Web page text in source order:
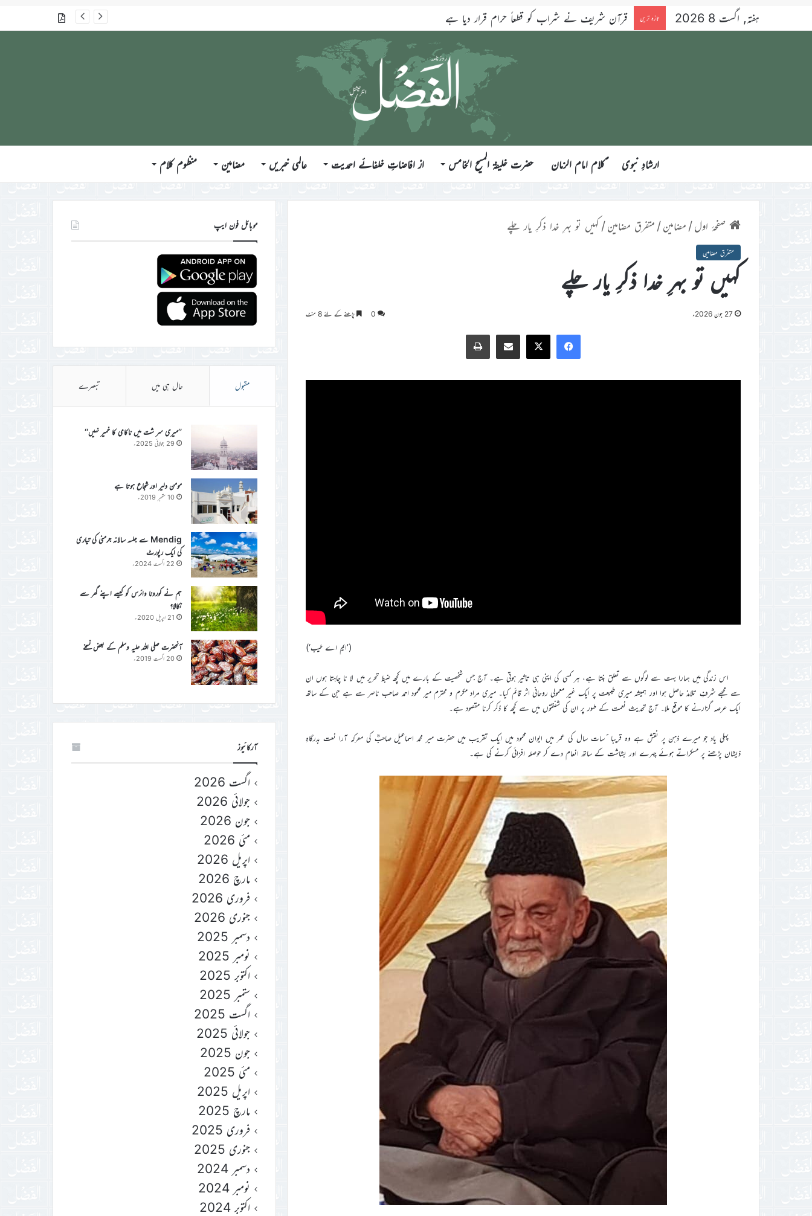
ہفتہ, اگست 8 2026 تازہ ترین قرآن شریف نے شراب کو قطعاً حرام قرار دیا ہے گذشتہ شمارے
ارشادِ نبوی ؑکلام امام الزمان حضرت خلیفۃ المسیح الخامس از افاضاتِ خلفائے احمدیت عالمی خبریں مضامین منظوم کلام
صفحۂ اول/ مضامین/ متفرق مضامین/ کہیں تو بہرِ خدا ذکرِ یار چلے
متفرق مضامین
کہیں تو بہرِ خدا ذکرِ یار چلے
27 جون 2026ء 0 پڑھنے کے لئے 8 منٹ
Facebook
X
Share via Email
Print
(’ایم اے طیب‘)
اس زندگی میں ہمارا بہت سے لوگوں سے تعلق بنتا ہے، ہر کسی کی اپنی ہی تاثیر ہوتی ہے۔ آج جس شخصیت کے بارے میں کچھ ضبط تحریر میں لا نا چاہتا ہوں ان
سے مجھے شرفِ تلامذ حاصل ہوا اور ہمیشہ میری طبیعت پر ایک غیر معمولی روحانی اثر قائم کیا۔ میری مراد مکرم و محترم میر محمود احمد صاحب ناصر سے ہے جن کے ساتھ
ایک عرصہ گزارنے کا موقع ملا۔ آج تحدیث نعمت کے طور پر ان کی شفقتوں میں سے کچھ کا ذکر کرنا مقصود ہے۔
پہلی یاد جو میرے ذہن پر نقش ہے وہ قریبا ًسات سال کی عمر میں ایوان محمود میں ایک تقریب میں حضرت میر محمد اسماعیل صاحبؓ کی معرکہ آرا نعت بدرگاہِ
ذیشان پڑھنے پر مسکراتے ہوئے چہرے اور بشاشت کے ساتھ انعام دے کر حوصلہ افزائی کرنے کی ہے۔
موبائل فون ایپ
مقبول حال ہی میں تبصرے
’’میری سر شت میں ناکامی کا خمیر نہیں‘‘
29 جولائی 2025ء
مومن دلیر اور شجاع ہوتا ہے
10 ستمبر 2019ء
Mendig سے جلسہ سالانہ جرمنی کی تیاری
کی ایک رپورٹ
22 اگست 2024ء
ہم نے کورونا وائرس کو کیسے اپنے گھر سے
نکالا؟
21 اپریل 2020ء
آنحضرت صلی اللہ علیہ وسلم کے بعض نسخے
20 اگست 2019ء
آرکائیوز
اگست 2026
جولائی 2026
جون 2026
مئی 2026
اپریل 2026
مارچ 2026
فروری 2026
جنوری 2026
دسمبر 2025
نومبر 2025
اکتوبر 2025
ستمبر 2025
اگست 2025
جولائی 2025
جون 2025
مئی 2025
اپریل 2025
مارچ 2025
فروری 2025
جنوری 2025
دسمبر 2024
نومبر 2024
اکتوبر 2024